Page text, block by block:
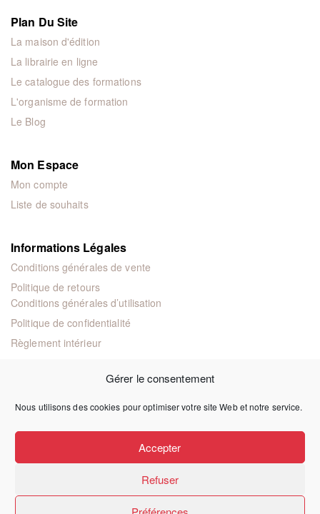
Gérer le consentement
Nous utilisons des cookies pour optimiser votre site Web et notre service.
Accepter
Refuser
Plan Du Site
La maison d'édition
La librairie en ligne
Le catalogue des formations
L'organisme de formation
Le Blog
Mon Espace
Mon compte
Liste de souhaits
Informations Légales
Conditions générales de vente
Politique de retours
Conditions générales d’utilisation
Politique de confidentialité
Règlement intérieur
© 2024 Éditions juridiques et techniques